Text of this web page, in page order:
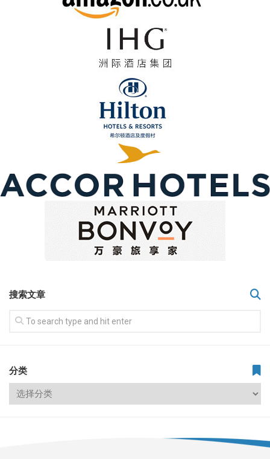
搜索文章
分类